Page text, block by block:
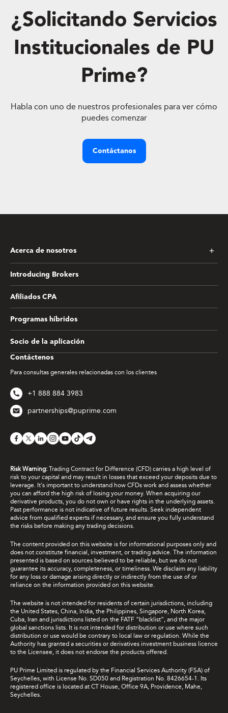
¿Solicitando Servicios
Institucionales de PU
Prime?
Habla con uno de nuestros profesionales para ver cómo
puedes comenzar
Contáctanos
Contáctenos
Para consultas generales relacionadas con los clientes
+1 888 884 3983
partnerships@puprime.com
Acerca de nosotros
Introducing Brokers
Afiliados CPA
Programas híbridos
Socio de la aplicación
Risk Warning: Trading Contract for Difference (CFD) carries a high level of
risk to your capital and may result in losses that exceed your deposits due to
leverage. It's important to understand how CFDs work and assess whether
you can afford the high risk of losing your money. When acquiring our
derivative products, you do not own or have rights in the underlying assets.
Past performance is not indicative of future results. Seek independent
advice from qualified experts if necessary, and ensure you fully understand
the risks before making any trading decisions.
The content provided on this website is for informational purposes only and
does not constitute financial, investment, or trading advice. The information
presented is based on sources believed to be reliable, but we do not
guarantee its accuracy, completeness, or timeliness. We disclaim any liability
for any loss or damage arising directly or indirectly from the use of or
reliance on the information provided on this website.
The website is not intended for residents of certain jurisdictions, including
the United States, China, India, the Philippines, Singapore, North Korea,
Cuba, Iran and jurisdictions listed on the FATF “blacklist”, and the major
global sanctions lists. It is not intended for distribution or use where such
distribution or use would be contrary to local law or regulation. While the
Authority has granted a securities or derivatives investment business licence
to the Licensee, it does not endorse the products offered.
PU Prime Limited is regulated by the Financial Services Authority (FSA) of
Seychelles, with License No. SD050 and Registration No. 8426654-1. Its
registered office is located at CT House, Office 9A, Providence, Mahe,
Seychelles.